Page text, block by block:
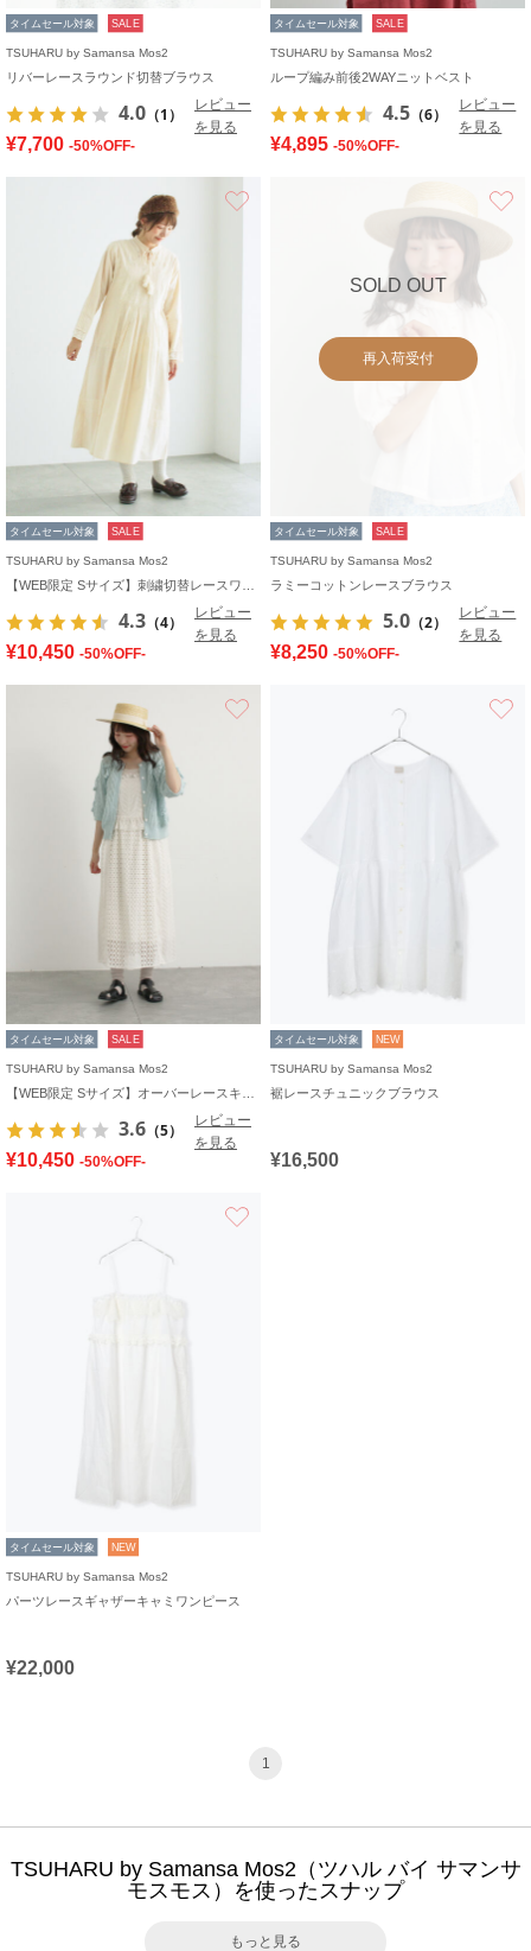
タイムセール対象 SALE
TSUHARU by Samansa Mos2
リバーレースラウンド切替ブラウス
4.0 （1）
レビュー
を見る
¥7,700 -50%OFF-
タイムセール対象 SALE
TSUHARU by Samansa Mos2
ループ編み前後2WAYニットベスト
4.5 （6）
レビュー
を見る
¥4,895 -50%OFF-
タイムセール対象 SALE
TSUHARU by Samansa Mos2
4.3 （4）
レビュー
を見る
¥10,450 -50%OFF-
SOLD OUT
再入荷受付
タイムセール対象 SALE
TSUHARU by Samansa Mos2
ラミーコットンレースブラウス
5.0 （2）
レビュー
を見る
¥8,250 -50%OFF-
タイムセール対象 SALE
TSUHARU by Samansa Mos2
3.6 （5）
レビュー
を見る
¥10,450 -50%OFF-
タイムセール対象 NEW
TSUHARU by Samansa Mos2
裾レースチュニックブラウス
¥16,500
タイムセール対象 NEW
TSUHARU by Samansa Mos2
パーツレースギャザーキャミワンピース
¥22,000
1
TSUHARU by Samansa Mos2（ツハル バイ サマンサ
モスモス）を使ったスナップ
もっと見る